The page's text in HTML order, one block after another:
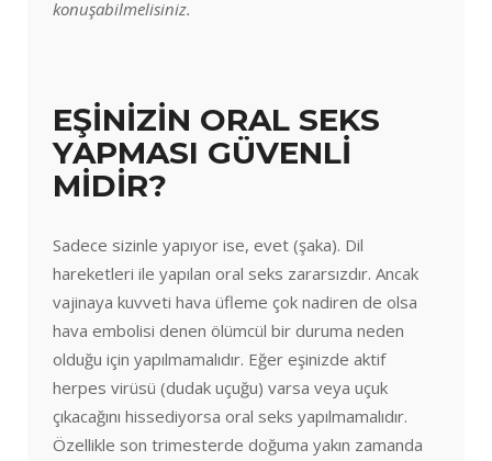
konuşabilmelisiniz.
EŞİNİZİN ORAL SEKS
YAPMASI GÜVENLİ
MİDİR?
Sadece sizinle yapıyor ise, evet (şaka). Dil
hareketleri ile yapılan oral seks zararsızdır. Ancak
vajinaya kuvveti hava üfleme çok nadiren de olsa
hava embolisi denen ölümcül bir duruma neden
olduğu için yapılmamalıdır. Eğer eşinizde aktif
herpes virüsü (dudak uçuğu) varsa veya uçuk
çıkacağını hissediyorsa oral seks yapılmamalıdır.
Özellikle son trimesterde doğuma yakın zamanda